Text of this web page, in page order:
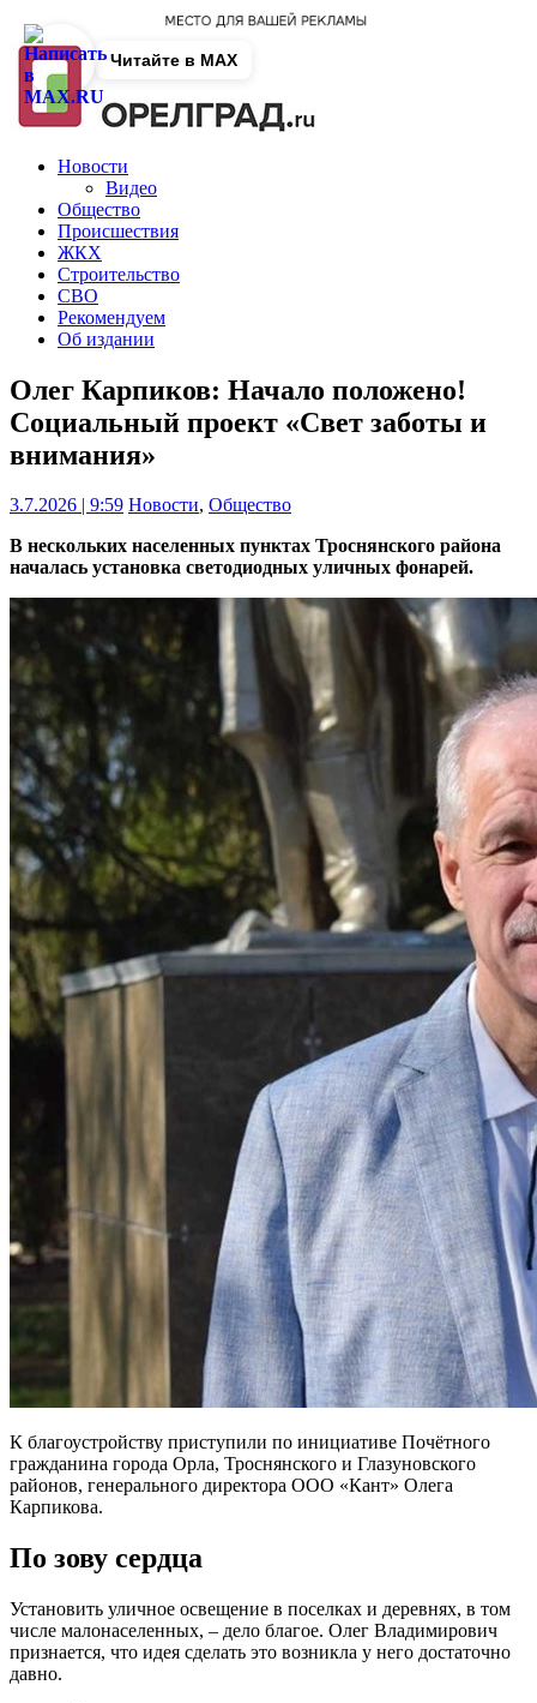
Новости
Видео
Общество
Происшествия
ЖКХ
Строительство
СВО
Рекомендуем
Об издании
Олег Карпиков: Начало положено!
Социальный проект «Свет заботы и
внимания»
3.7.2026 | 9:59 Новости, Общество
В нескольких населенных пунктах Троснянского района
началась установка светодиодных уличных фонарей.
К благоустройству приступили по инициативе Почётного
гражданина города Орла, Троснянского и Глазуновского
районов, генерального директора ООО «Кант» Олега
Карпикова.
По зову сердца
Установить уличное освещение в поселках и деревнях, в том
числе малонаселенных, – дело благое. Олег Владимирович
признается, что идея сделать это возникла у него достаточно
давно.
Читайте в MAX